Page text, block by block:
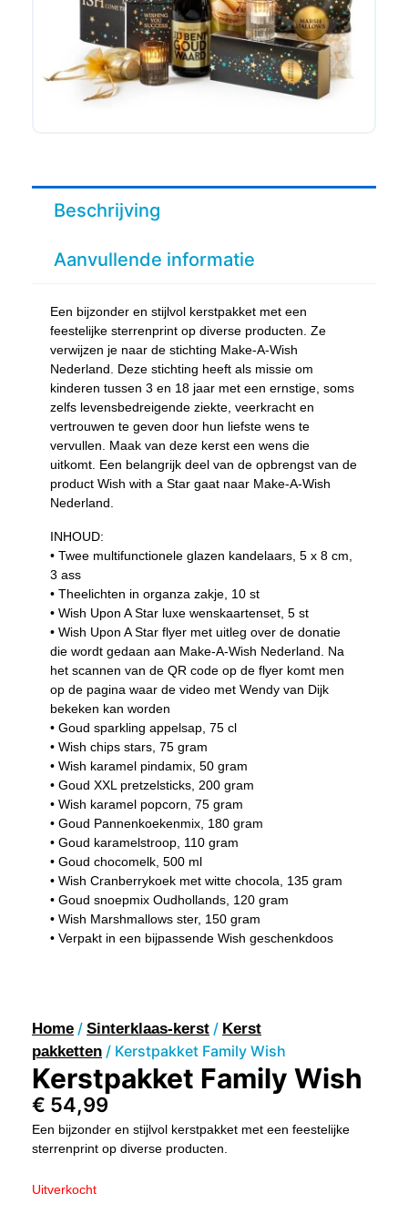
Beschrijving
Aanvullende informatie
Een bijzonder en stijlvol kerstpakket met een
feestelijke sterrenprint op diverse producten. Ze
verwijzen je naar de stichting Make-A-Wish
Nederland. Deze stichting heeft als missie om
kinderen tussen 3 en 18 jaar met een ernstige, soms
zelfs levensbedreigende ziekte, veerkracht en
vertrouwen te geven door hun liefste wens te
vervullen. Maak van deze kerst een wens die
uitkomt. Een belangrijk deel van de opbrengst van de
product Wish with a Star gaat naar Make-A-Wish
Nederland.
INHOUD:
• Twee multifunctionele glazen kandelaars, 5 x 8 cm,
3 ass
• Theelichten in organza zakje, 10 st
• Wish Upon A Star luxe wenskaartenset, 5 st
• Wish Upon A Star flyer met uitleg over de donatie
die wordt gedaan aan Make-A-Wish Nederland. Na
het scannen van de QR code op de flyer komt men
op de pagina waar de video met Wendy van Dijk
bekeken kan worden
• Goud sparkling appelsap, 75 cl
• Wish chips stars, 75 gram
• Wish karamel pindamix, 50 gram
• Goud XXL pretzelsticks, 200 gram
• Wish karamel popcorn, 75 gram
• Goud Pannenkoekenmix, 180 gram
• Goud karamelstroop, 110 gram
• Goud chocomelk, 500 ml
• Wish Cranberrykoek met witte chocola, 135 gram
• Goud snoepmix Oudhollands, 120 gram
• Wish Marshmallows ster, 150 gram
• Verpakt in een bijpassende Wish geschenkdoos
Home / Sinterklaas-kerst / Kerst
pakketten / Kerstpakket Family Wish
Kerstpakket Family Wish
€ 54,99
Een bijzonder en stijlvol kerstpakket met een feestelijke
sterrenprint op diverse producten.
Uitverkocht